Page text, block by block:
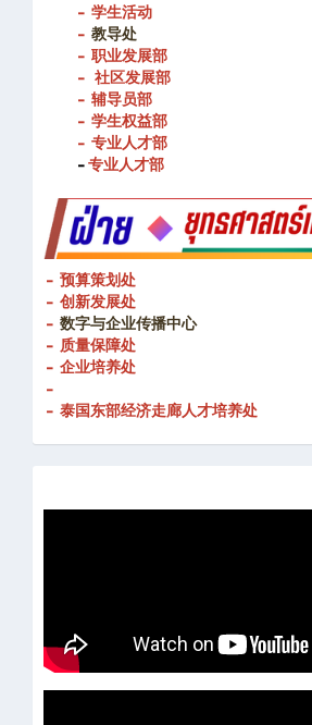
- 学生活动
- 教导处
- 职业发展部
- 社区发展部
- 辅导员部
- 学生权益部
- 专业人才部
-专业人才部
- 预算策划处
- 创新发展处
- 数字与企业传播中心
- 质量保障处
- 企业培养处
-
- 泰国东部经济走廊人才培养处